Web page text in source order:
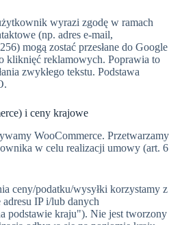
wyrazi zgodę w ramach
(np. adres e-mail,
mogą zostać przesłane do Google
kliknięć reklamowych. Poprawia to
zwykłego tekstu. Podstawa
i ceny krajowe
WooCommerce. Przetwarzamy
w celu realizacji umowy (art. 6
ceny/podatku/wysyłki korzystamy z
IP i/lub danych
podstawie kraju"). Nie jest tworzony